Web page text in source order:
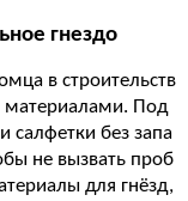
гнездо
в строительств
материалами. Под
салфетки без запа
не вызвать проб
для гнёзд,